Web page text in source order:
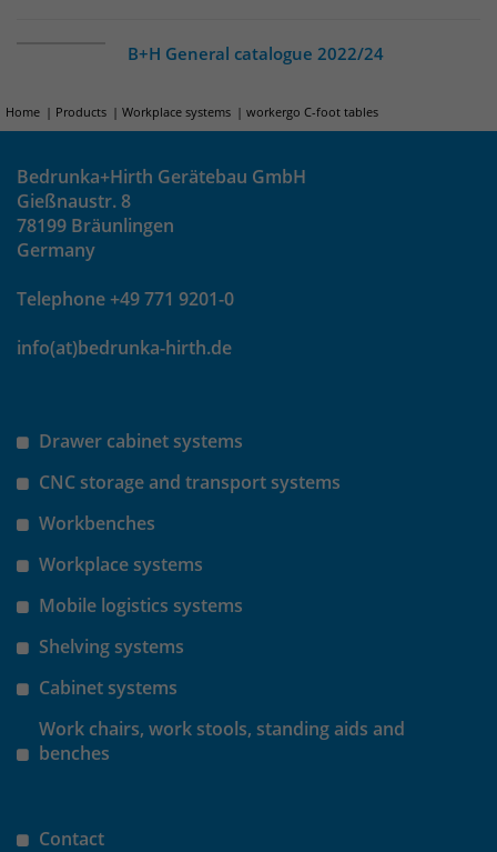
B+H General catalogue 2022/24
Home Products Workplace systems workergo C-foot tables
Bedrunka+Hirth Gerätebau GmbH
Gießnaustr. 8
78199 Bräunlingen
Germany
Telephone +49 771 9201-0
info(at)bedrunka-hirth.de
Drawer cabinet systems
CNC storage and transport systems
Workbenches
Workplace systems
Mobile logistics systems
Shelving systems
Cabinet systems
Work chairs, work stools, standing aids and
benches
Contact
Session Daten zu speichern
Name _pk_hsr
Anbieter Matomo
Laufzeit 30 Minuten
Zweck
Session Daten zu speichern
Laufzeit wenige Sekunden
Zweck
Cookies zu setzen. Es wird direkt nach
demTest wieder gelöscht.